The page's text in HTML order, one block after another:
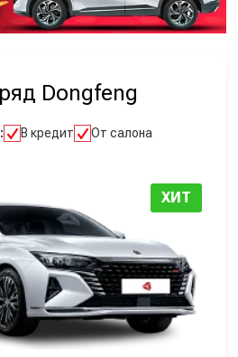
Dongfeng
В кредит
От салона
ХИТ